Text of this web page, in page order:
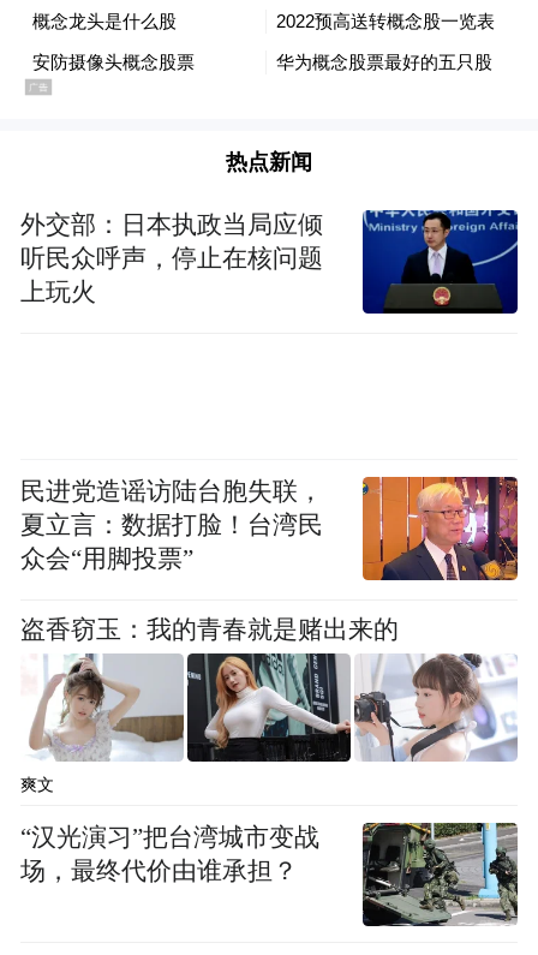
为近距离感受大冈产业发展的蓬勃活力，中
外友人一行来到盐城市新永佳石油机械制造
有限公司开展实地观摩。大家深入企业生产
车间、产品展示专区，详细了解企业发展历
热点新闻
外交部：日本执政当局应倾
听民众呼声，停止在核问题
上玩火
民进党造谣访陆台胞失联，
夏立言：数据打脸！台湾民
众会“用脚投票”
盗香窃玉：我的青春就是赌出来的
爽文
“汉光演习”把台湾城市变战
场，最终代价由谁承担？